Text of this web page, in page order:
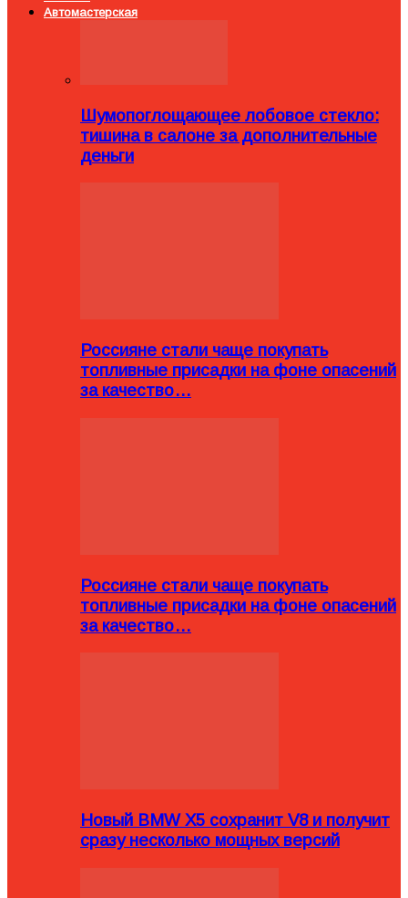
Автомастерская
Шумопоглощающее лобовое стекло:
тишина в салоне за дополнительные
деньги
Россияне стали чаще покупать
топливные присадки на фоне опасений
за качество…
Россияне стали чаще покупать
топливные присадки на фоне опасений
за качество…
Новый BMW X5 сохранит V8 и получит
сразу несколько мощных версий